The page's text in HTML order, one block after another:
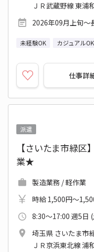
ＪＲ武蔵野線 東浦
2026年09月上旬～
未経験OK カジュアルOK
仕事詳
派遣
【さいたま市緑
業★
製造業務 / 軽作業
時給 1,500円～
8:30～17:00 週5日
埼玉県 さいたま市
ＪＲ京浜東北線 浦